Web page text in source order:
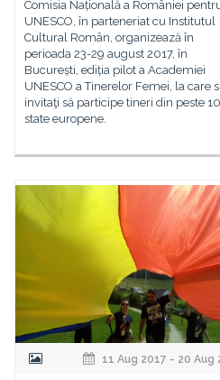
Comisia Națională a României
UNESCO, în parteneriat cu Institutul
Cultural Român, organizează în
perioada 23-29 august 2017, în
București, ediția pilot a Academiei
UNESCO a Tinerelor Femei, la care
invitaţi să participe tineri din peste 10
state europene.
11 Aug 2017 - 20 Aug